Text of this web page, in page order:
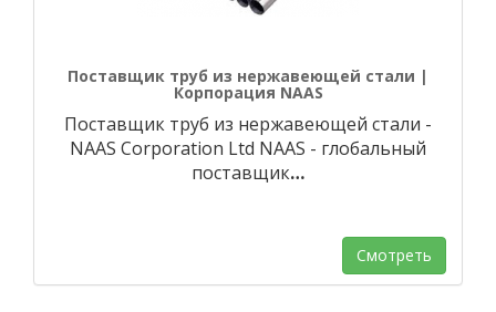
Поставщик труб из нержавеющей стали |
Корпорация NAAS
Поставщик труб из нержавеющей стали -
NAAS Corporation Ltd NAAS - глобальный
поставщик…
Смотреть